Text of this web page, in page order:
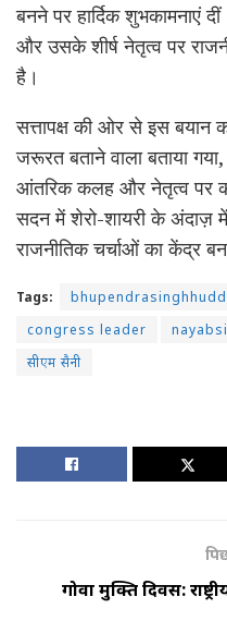
बनने पर हार्दिक शुभकामनाएं
और उसके शीर्ष नेतृत्व पर
है।
सत्तापक्ष की ओर से इस बयान
जरूरत बताने वाला बताया
आंतरिक कलह और नेतृत्व पर
सदन में शेरो-शायरी के अंदाज़
राजनीतिक चर्चाओं का केंद्र
Tags:
congress leader
सीएम सैनी
गोवा मुक्ति दिवस: